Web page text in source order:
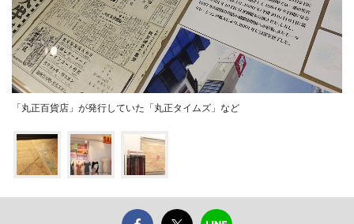
「丸正百貨店」が発行していた「丸正タイムズ」など